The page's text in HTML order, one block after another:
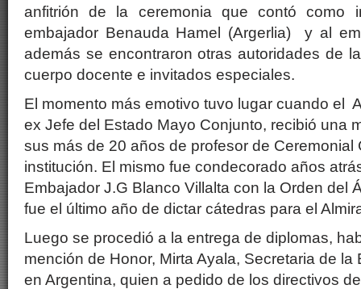
anfitrión de la ceremonia que contó como
embajador Benauda Hamel (Argerlia) y al
además se encontraron otras autoridades de
cuerpo docente e invitados especiales.
El momento más emotivo tuvo lugar cuando el
ex Jefe del Estado Mayo Conjunto, recibió una
sus más de 20 años de profesor de Ceremonial
institución. El mismo fue condecorado años
Embajador J.G Blanco Villalta con la Orden del
fue el último año de dictar cátedras para el
Luego se procedió a la entrega de diplomas,
mención de Honor, Mirta Ayala, Secretaria de la
en Argentina, quien a pedido de los directivos